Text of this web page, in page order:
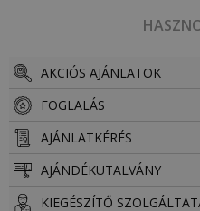
AKCIÓS AJÁNLATOK
FOGLALÁS
AJÁNLATKÉRÉS
AJÁNDÉKUTALVÁNY
KIEGÉSZÍTŐ